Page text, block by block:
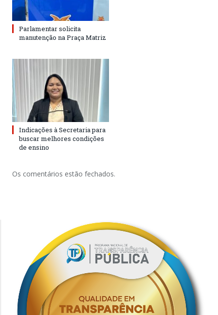
Parlamentar solicita
manutenção na Praça Matriz
Indicações à Secretaria para
buscar melhores condições
de ensino
Os comentários estão fechados.